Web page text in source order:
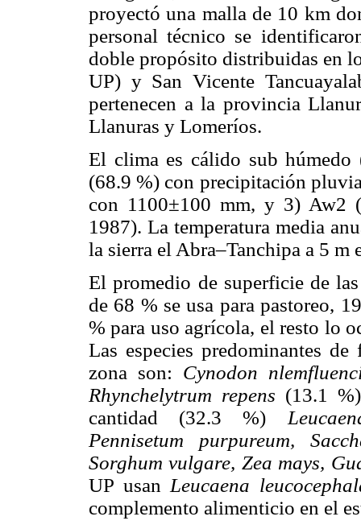
proyectó una malla de 10 km
personal técnico se
doble propósito distribuidas en
UP) y San Vicente
pertenecen a la provincia
Llanuras y Lomeríos.
El clima es cálido sub
(68.9 %) con precipitación
con 1100±100 mm, y 3) Aw2
1987). La temperatura media
la sierra el Abra–Tanchipa a 5
El promedio de superficie de
de 68 % se usa para pastoreo,
% para uso agrícola, el resto lo
Las especies predominantes
zona son: Cynodon
Rhynchelytrum repens (13.1
cantidad (32.3 %)
Pennisetum purpureum,
Sorghum vulgare, Zea mays,
UP usan Leucaena
complemento alimenticio en el